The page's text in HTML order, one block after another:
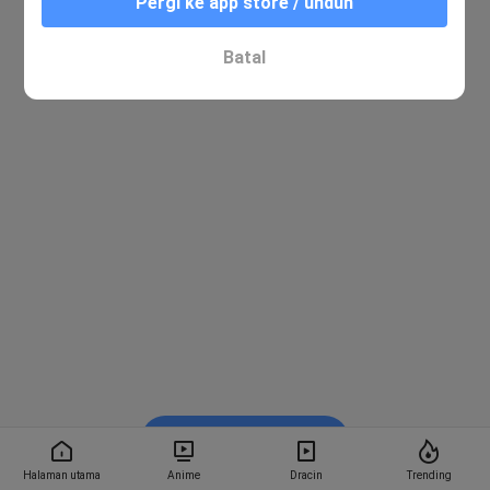
Halaman utama Anime Dracin Trending
Batal
Nonton di Bstation